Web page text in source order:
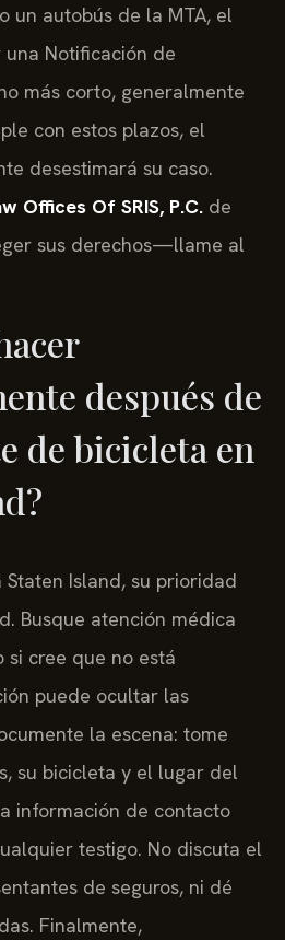
un autobús de la MTA, el
Notificación de
más corto, generalmente
con estos plazos, el
desestimará su caso.
Offices Of SRIS, P.C. de
sus derechos—llame al
después de
de bicicleta en
Island, su prioridad
Busque atención médica
si cree que no está
puede ocultar las
la escena: tome
su bicicleta y el lugar del
información de contacto
testigo. No discuta el
de seguros, ni dé
Finalmente,